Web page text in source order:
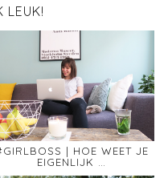
LEUK!
| HOE WEET JE
EIGENLIJK …